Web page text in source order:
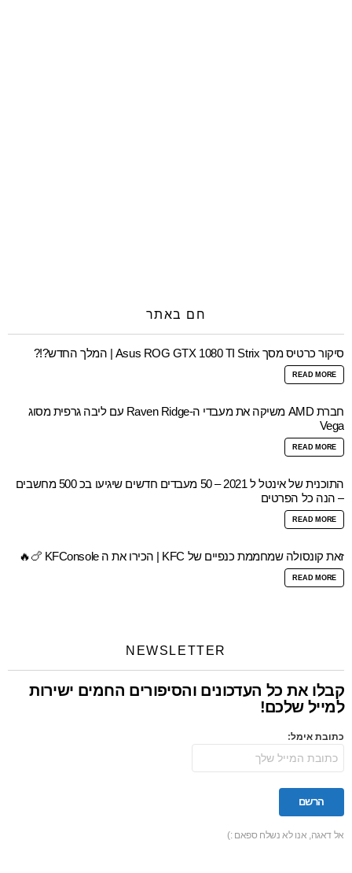
חם באתר
סיקור כרטיס מסך Asus ROG GTX 1080 TI Strix | המלך החדש?!?
READ MORE
חברת AMD משיקה את מעבדי ה-Raven Ridge עם ליבה גרפית מסוג
Vega
READ MORE
התוכנית של אינטל ל 2021 – 50 מעבדים חדשים שיגיעו בכ 500 מחשבים
– הנה כל הפרטים
READ MORE
זאת קונסולה שמחממת כנפיים של KFC | הכירו את ה KFConsole 🍗🔥
READ MORE
NEWSLETTER
קבלו את כל העדכונים והסיפורים החמים ישירות
למייל שלכם!
כתובת אימל:
אל דאגה, אנו לא נשלח ספאם :)